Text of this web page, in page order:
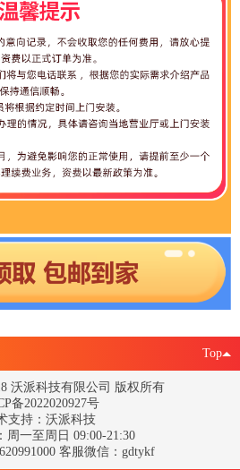
Top
沃派科技有限公司 版权所有
备2022020927号
支持：沃派科技
周一至周日 09:00-21:30
客服微信：gdtykf